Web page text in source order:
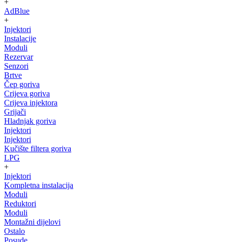
+
AdBlue
+
Injektori
Instalacije
Moduli
Rezervar
Senzori
Brtve
Čep goriva
Crijeva goriva
Crijeva injektora
Grijači
Hladnjak goriva
Injektori
Injektori
Kučište filtera goriva
LPG
+
Injektori
Kompletna instalacija
Moduli
Reduktori
Moduli
Montažni dijelovi
Ostalo
Posude